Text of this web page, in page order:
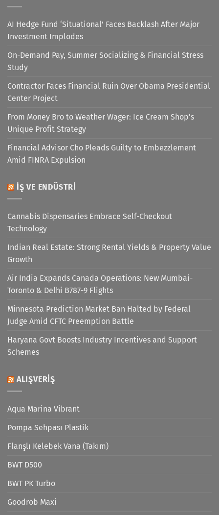
AI Hedge Fund ‘Situational’ Faces Backlash After Major
Investment Implodes
On-Demand Pay, Summer Socializing & Financial Stress
Study
Contractor Faces Financial Ruin Over Obama Presidential
Center Project
From Money Bro to Weather Wager: Ice Cream Shop’s
Unique Profit Strategy
Financial Advisor Cho Pleads Guilty to Embezzlement
Amid FINRA Expulsion
İŞ VE ENDÜSTRI
Cannabis Dispensaries Embrace Self-Checkout
Technology
Indian Real Estate: Strong Rental Yields & Property Value
Growth
Air India Expands Canada Operations: New Mumbai-
Toronto & Delhi B787-9 Flights
Minnesota Prediction Market Ban Halted by Federal
Judge Amid CFTC Preemption Battle
Haryana Govt Boosts Industry Incentives and Support
Schemes
ALIŞVERIŞ
Aqua Marina Vibrant
Pompa Sehpası Plastik
Flanşlı Kelebek Vana (Takım)
BWT D500
BWT PK Turbo
Goodrob Maxi